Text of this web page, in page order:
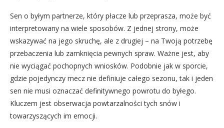
Sen o byłym partnerze, który płacze lub przeprasza, może być
interpretowany na wiele sposobów. Z jednej strony, może
wskazywać na jego skruchę, ale z drugiej – na Twoją potrzebę
przebaczenia lub zamknięcia pewnych spraw. Ważne jest, aby
nie wyciągać pochopnych wniosków. Podobnie jak w sporcie,
gdzie pojedynczy mecz nie definiuje całego sezonu, tak i jeden
sen nie musi oznaczać definitywnego powrotu do byłego.
Kluczem jest obserwacja powtarzalności tych snów i
towarzyszących im emocji.